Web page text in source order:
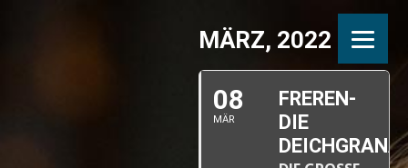
MÄRZ, 2022
08
MÄR
FREREN-
DIE